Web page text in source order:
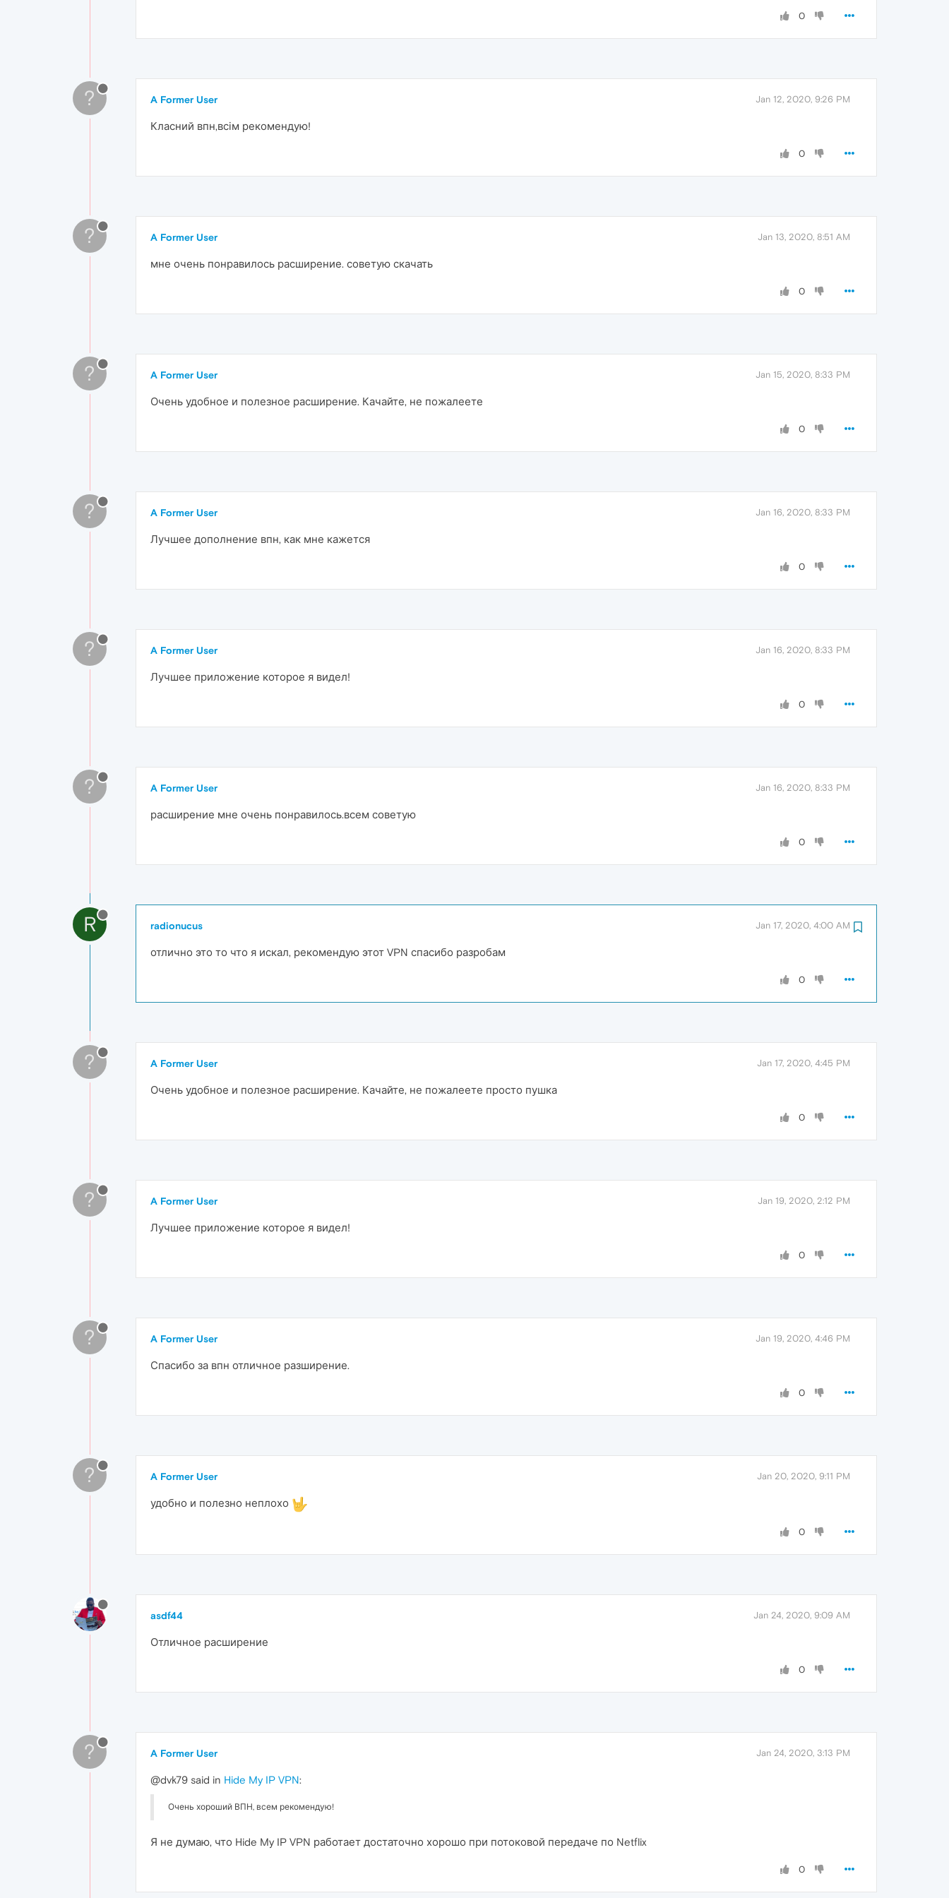
0
? A Former User Jan 12, 2020, 9:26 PM
Класний впн,всім рекомендую!
0
? A Former User Jan 13, 2020, 8:51 AM
мне очень понравилось расширение. советую скачать
0
? A Former User Jan 15, 2020, 8:33 PM
Очень удобное и полезное расширение. Качайте, не пожалеете
0
? A Former User Jan 16, 2020, 8:33 PM
Лучшее дополнение впн, как мне кажется
0
? A Former User Jan 16, 2020, 8:33 PM
Лучшее приложение которое я видел!
0
? A Former User Jan 16, 2020, 8:33 PM
расширение мне очень понравилось.всем советую
0
R radionucus Jan 17, 2020, 4:00 AM
отлично это то что я искал, рекомендую этот VPN спасибо разробам
0
? A Former User Jan 17, 2020, 4:45 PM
Очень удобное и полезное расширение. Качайте, не пожалеете просто пушка
0
? A Former User Jan 19, 2020, 2:12 PM
Лучшее приложение которое я видел!
0
? A Former User Jan 19, 2020, 4:46 PM
Спасибо за впн отличное разширение.
0
? A Former User Jan 20, 2020, 9:11 PM
удобно и полезно неплохо
0
asdf44 Jan 24, 2020, 9:09 AM
Отличное расширение
0
? A Former User Jan 24, 2020, 3:13 PM
@dvk79 said in Hide My IP VPN:
Очень хороший ВПН, всем рекомендую!
Я не думаю, что Hide My IP VPN работает достаточно хорошо при потоковой передаче по Netflix
0